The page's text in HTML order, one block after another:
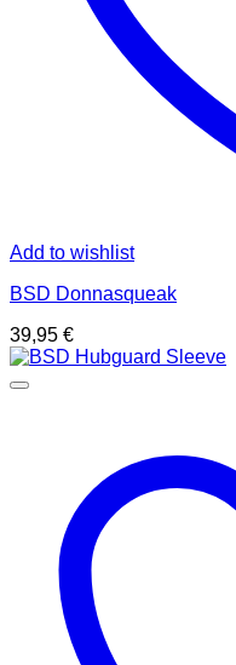
Add to wishlist
BSD Donnasqueak
39,95 €